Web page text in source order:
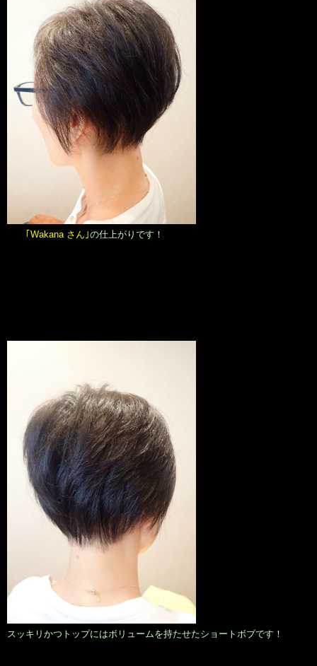
｢Wakana さん｣の仕上がりです！
スッキリかつトップにはボリュームを持たせたショートボブです！